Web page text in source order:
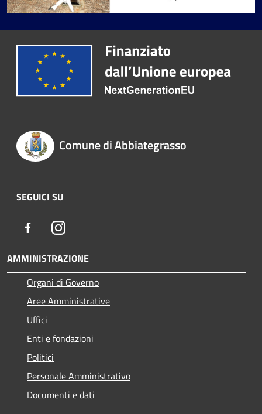
Comune di Abbiategrasso
SEGUICI SU
FacebookInstagram
AMMINISTRAZIONE
Organi di Governo
Aree Amministrative
Uffici
Enti e fondazioni
Politici
Personale Amministrativo
Documenti e dati